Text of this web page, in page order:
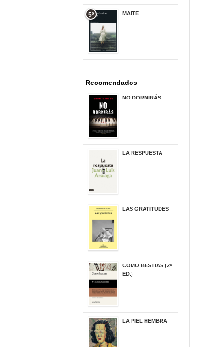
5º MAITE
Recomendados
NO DORMIRÁS
LA RESPUESTA
LAS GRATITUDES
COMO BESTIAS (2ª
ED.)
LA PIEL HEMBRA